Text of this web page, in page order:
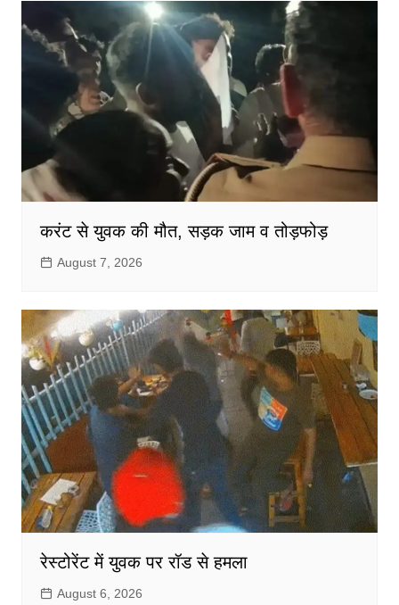
करंट से युवक की मौत, सड़क जाम व तोड़फोड़
August 7, 2026
रेस्टोरेंट में युवक पर रॉड से हमला
August 6, 2026